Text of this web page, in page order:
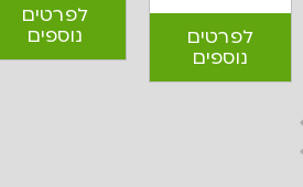
לפרטים
נוספים
לפרטים
נוספים